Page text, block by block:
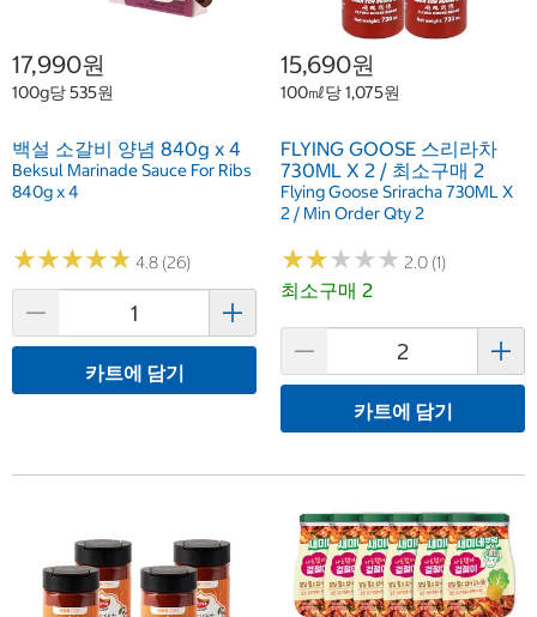
17,990원
100g당 535원
백설 소갈비 양념 840g x 4
Beksul Marinade Sauce For Ribs
840g x 4
★★★★★
★★★★★ 4.8 (26)
카트에 담기
15,690원
100㎖당 1,075원
FLYING GOOSE 스리라차
730ML X 2 / 최소구매 2
Flying Goose Sriracha 730ML X
2 / Min Order Qty 2
★★★★★
★★★★★ 2.0 (1)
최소구매 2
카트에 담기